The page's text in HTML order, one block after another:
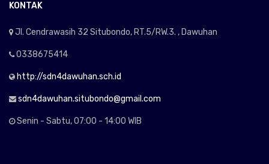
KONTAK
Jl. Cendrawasih 32 Situbondo, RT.5/RW.3. , Dawuhan
0338675414
http://sdn4dawuhan.sch.id
sdn4dawuhan.situbondo@gmail.com
Senin - Sabtu, 07:00 - 14:00 WIB